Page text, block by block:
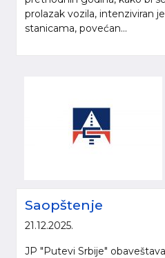
prolazak vozila, intenziviran
stanicama, povećan...
Saopštenje
21.12.2025.
JP "Putevi Srbije"